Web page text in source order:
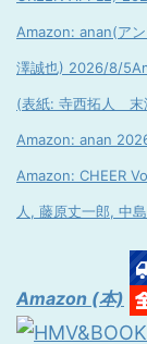
Amazon: anan(ア
澤誠也) 2026/8/5
(表紙: 寺西拓人
Amazon: anan
Amazon: CHEER
人, 藤原丈一郎, 中
Amazon (本)